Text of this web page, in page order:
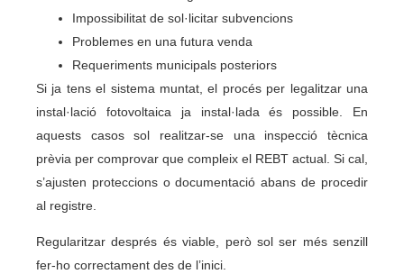
Impossibilitat de sol·licitar subvencions
Problemes en una futura venda
Requeriments municipals posteriors
Si ja tens el sistema muntat, el procés per legalitzar una
instal·lació fotovoltaica ja instal·lada és possible. En
aquests casos sol realitzar-se una inspecció tècnica
prèvia per comprovar que compleix el REBT actual. Si cal,
s’ajusten proteccions o documentació abans de procedir
al registre.
Regularitzar després és viable, però sol ser més senzill
fer-ho correctament des de l’inici.